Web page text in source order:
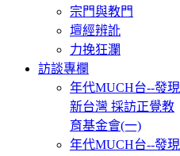
宗門與教門
壇經辨訛
力挽狂瀾
訪談專欄
年代MUCH台--發現
新台灣 採訪正覺教
育基金會(一)
年代MUCH台--發現